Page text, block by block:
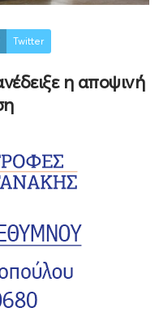
Twitter
η αποψινή